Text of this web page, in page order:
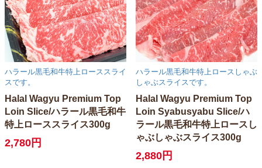
ハラール黒毛和牛特上ローススライ
スです。
Halal Wagyu Premium Top
Loin Slice/ハラール黒毛和牛
特上ローススライス300g
2,780円
ハラール黒毛和牛特上ロースしゃぶ
しゃぶスライスです。
Halal Wagyu Premium Top
Loin Syabusyabu Slice/ハ
ラール黒毛和牛特上ロースし
ゃぶしゃぶスライス300g
2,880円